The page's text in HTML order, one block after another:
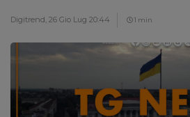
Digitrend, 26 Gio Lug 20:44 1 min